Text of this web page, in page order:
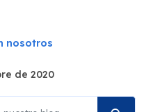
nosotros
de 2020